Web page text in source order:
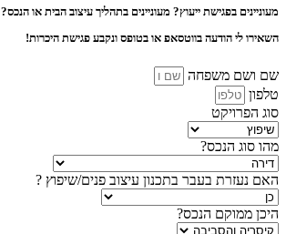
מעוניינים בפגישת ייעוץ? מעוניינים בתהליך עיצוב הבית או הנכס?
השאירו לי הודעה בווטסאפ או בטופס ונקבע פגישת היכרות!
שם ושם משפחה
טלפון
סוג הפרויקט
מהו סוג הנכס?
האם נעזרת בעבר בתכנון עיצוב פנים/שיפוץ ?
היכן ממוקם הנכס?